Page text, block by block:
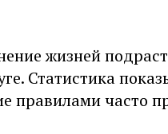
жизней
Статистика
правилами часто